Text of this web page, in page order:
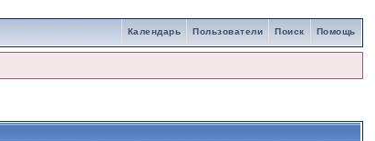
Помощь
Поиск
Пользователи
Календарь